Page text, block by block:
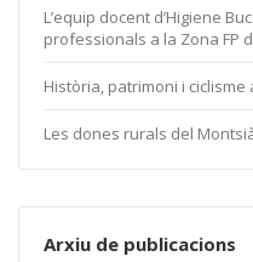
L’equip docent d’Higiene
professionals a la Zona FP
Història, patrimoni i ciclisme
Les dones rurals del
Arxiu de publicacions